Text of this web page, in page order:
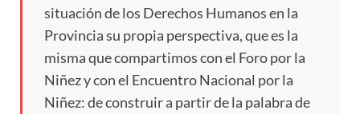
situación de los Derechos Humanos en la
Provincia su propia perspectiva, que es la
misma que compartimos con el Foro por la
Niñez y con el Encuentro Nacional por la
Niñez: de construir a partir de la palabra de